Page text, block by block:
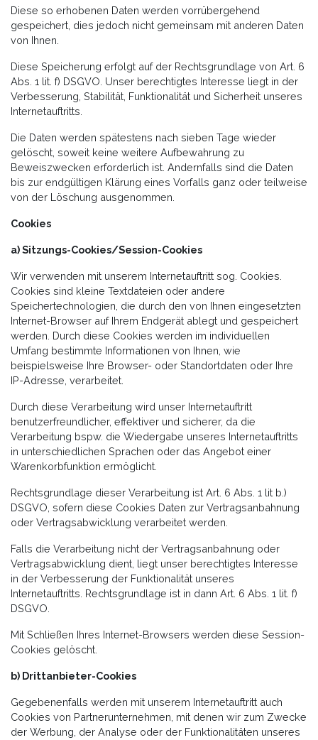
Diese so erhobenen Daten werden vorrübergehend
gespeichert, dies jedoch nicht gemeinsam mit anderen Daten
von Ihnen.
Diese Speicherung erfolgt auf der Rechtsgrundlage von Art. 6
Abs. 1 lit. f) DSGVO. Unser berechtigtes Interesse liegt in der
Verbesserung, Stabilität, Funktionalität und Sicherheit unseres
Internetauftritts.
Die Daten werden spätestens nach sieben Tage wieder
gelöscht, soweit keine weitere Aufbewahrung zu
Beweiszwecken erforderlich ist. Andernfalls sind die Daten
bis zur endgültigen Klärung eines Vorfalls ganz oder teilweise
von der Löschung ausgenommen.
Cookies
a) Sitzungs-Cookies/Session-Cookies
Wir verwenden mit unserem Internetauftritt sog. Cookies.
Cookies sind kleine Textdateien oder andere
Speichertechnologien, die durch den von Ihnen eingesetzten
Internet-Browser auf Ihrem Endgerät ablegt und gespeichert
werden. Durch diese Cookies werden im individuellen
Umfang bestimmte Informationen von Ihnen, wie
beispielsweise Ihre Browser- oder Standortdaten oder Ihre
IP-Adresse, verarbeitet.
Durch diese Verarbeitung wird unser Internetauftritt
benutzerfreundlicher, effektiver und sicherer, da die
Verarbeitung bspw. die Wiedergabe unseres Internetauftritts
in unterschiedlichen Sprachen oder das Angebot einer
Warenkorbfunktion ermöglicht.
Rechtsgrundlage dieser Verarbeitung ist Art. 6 Abs. 1 lit b.)
DSGVO, sofern diese Cookies Daten zur Vertragsanbahnung
oder Vertragsabwicklung verarbeitet werden.
Falls die Verarbeitung nicht der Vertragsanbahnung oder
Vertragsabwicklung dient, liegt unser berechtigtes Interesse
in der Verbesserung der Funktionalität unseres
Internetauftritts. Rechtsgrundlage ist in dann Art. 6 Abs. 1 lit. f)
DSGVO.
Mit Schließen Ihres Internet-Browsers werden diese Session-
Cookies gelöscht.
b) Drittanbieter-Cookies
Gegebenenfalls werden mit unserem Internetauftritt auch
Cookies von Partnerunternehmen, mit denen wir zum Zwecke
der Werbung, der Analyse oder der Funktionalitäten unseres